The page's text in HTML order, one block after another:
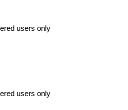
users only
users only